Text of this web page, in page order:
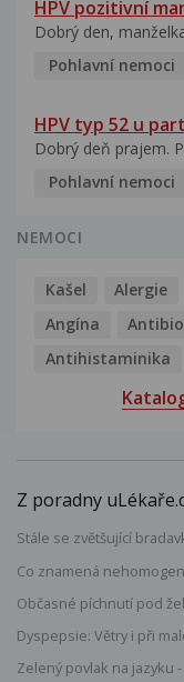
HPV pozitivní
Dobrý den,
Pohlavní nemoci
HPV typ 52 u
Dobrý deň prajem.
Pohlavní nemoci
NEMOCI
Kašel Alergie
Angína
Antihistaminika
Z poradny
Stále se zvětšující
Co znamená
Občasné píchnutí pod
Dyspepsie: Větry i při
Zelený povlak na jazyku